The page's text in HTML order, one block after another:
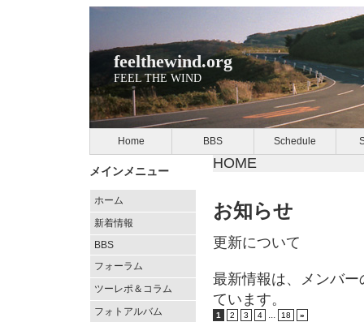
feelthewind.org
FEEL THE WIND
Home BBS Schedule
メインメニュー
ホーム
新着情報
BBS
フォーラム
ツーレポ＆コラム
フォトアルバム
HOME
お知らせ
更新について
最新情報は、メンバ
ています。
1 2 3 4 ... 18 »